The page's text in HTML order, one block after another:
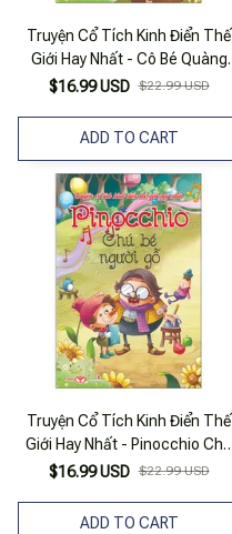
Truyện Cổ Tích Kinh Điển Thế
Giới Hay Nhất - Cô Bé Quàng
Khăn Đỏ
$16.99 USD $22.99 USD
ADD TO CART
Truyện Cổ Tích Kinh Điển Thế
Giới Hay Nhất - Pinocchio Chú
Bé Người Gỗ
$16.99 USD $22.99 USD
ADD TO CART